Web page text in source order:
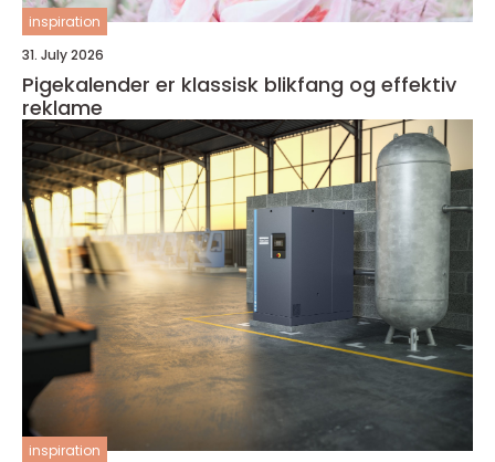
inspiration
31. July 2026
Pigekalender er klassisk blikfang og effektiv
reklame
inspiration